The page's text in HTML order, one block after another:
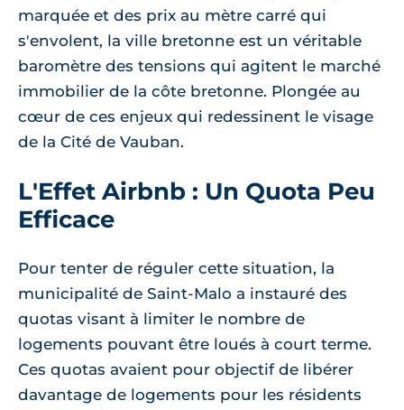
marquée et des prix au mètre carré qui
s'envolent, la ville bretonne est un véritable
baromètre des tensions qui agitent le marché
immobilier de la côte bretonne. Plongée au
cœur de ces enjeux qui redessinent le visage
de la Cité de Vauban.
L'Effet Airbnb : Un Quota Peu
Efficace
Pour tenter de réguler cette situation, la
municipalité de Saint-Malo a instauré des
quotas visant à limiter le nombre de
logements pouvant être loués à court terme.
Ces quotas avaient pour objectif de libérer
davantage de logements pour les résidents